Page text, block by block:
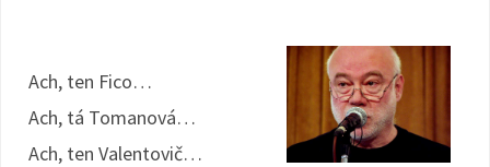
o
o e
Ach, ten Fico…
Ach, tá Tomanová…
Ach, ten Valentovič…